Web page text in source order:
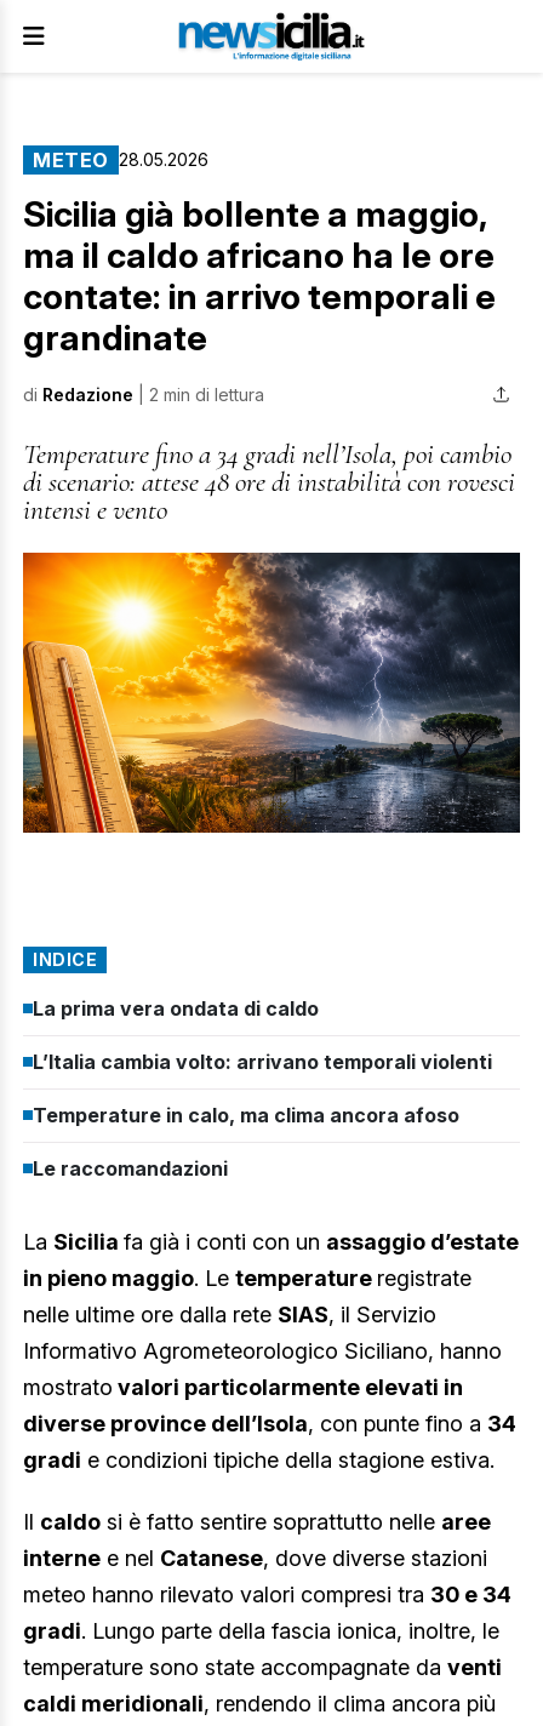
METEO 28.05.2026
Sicilia già bollente a maggio,
ma il caldo africano ha le ore
contate: in arrivo temporali e
grandinate
di Redazione | 2 min di lettura
Temperature fino a 34 gradi nell’Isola, poi cambio
di scenario: attese 48 ore di instabilità con rovesci
intensi e vento
INDICE
La prima vera ondata di caldo
L’Italia cambia volto: arrivano temporali violenti
Temperature in calo, ma clima ancora afoso
Le raccomandazioni
La Sicilia fa già i conti con un assaggio d’estate
in pieno maggio. Le temperature registrate
nelle ultime ore dalla rete SIAS, il Servizio
Informativo Agrometeorologico Siciliano, hanno
mostrato valori particolarmente elevati in
diverse province dell’Isola, con punte fino a 34
gradi e condizioni tipiche della stagione estiva.
Il caldo si è fatto sentire soprattutto nelle aree
interne e nel Catanese, dove diverse stazioni
meteo hanno rilevato valori compresi tra 30 e 34
gradi. Lungo parte della fascia ionica, inoltre, le
temperature sono state accompagnate da venti
caldi meridionali, rendendo il clima ancora più